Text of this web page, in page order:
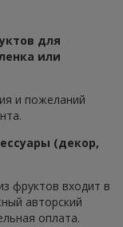
для
или
и пожеланий
(декор,
фруктов входит в
авторский
оплата.